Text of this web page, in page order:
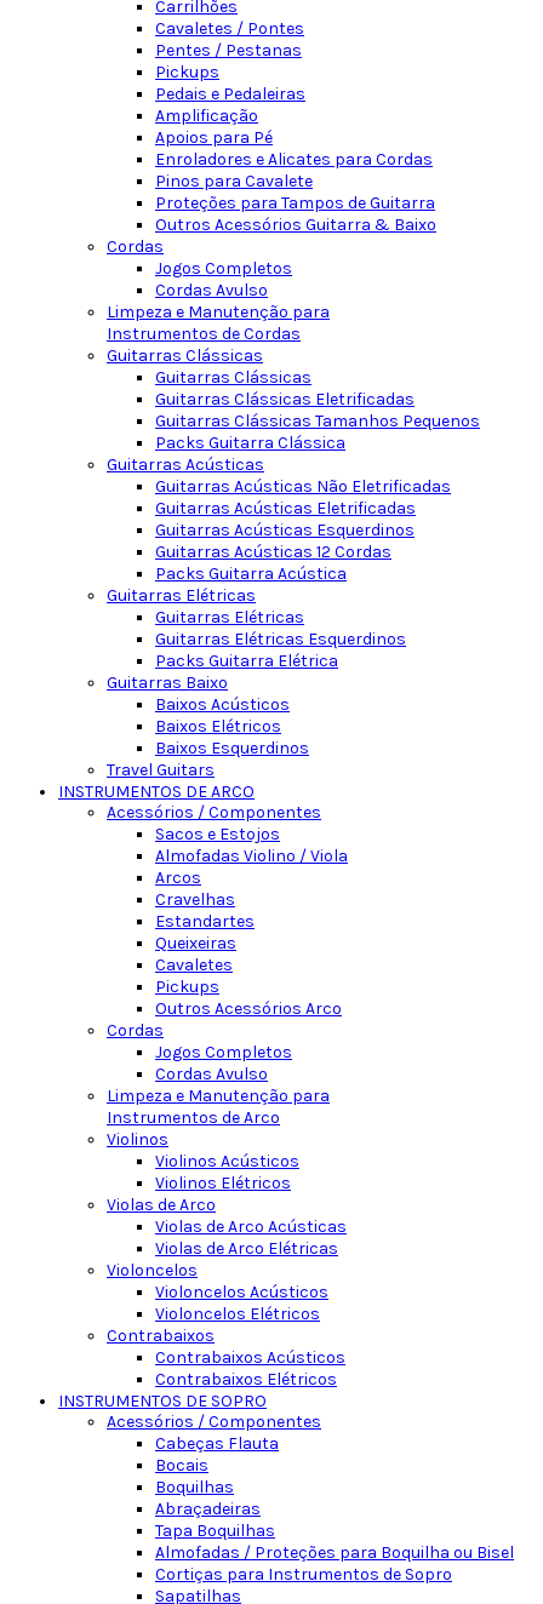
Carrilhões
Cavaletes / Pontes
Pentes / Pestanas
Pickups
Pedais e Pedaleiras
Amplificação
Apoios para Pé
Enroladores e Alicates para Cordas
Pinos para Cavalete
Proteções para Tampos de Guitarra
Outros Acessórios Guitarra & Baixo
Cordas
Jogos Completos
Cordas Avulso
Limpeza e Manutenção para
Instrumentos de Cordas
Guitarras Clássicas
Guitarras Clássicas
Guitarras Clássicas Eletrificadas
Guitarras Clássicas Tamanhos Pequenos
Packs Guitarra Clássica
Guitarras Acústicas
Guitarras Acústicas Não Eletrificadas
Guitarras Acústicas Eletrificadas
Guitarras Acústicas Esquerdinos
Guitarras Acústicas 12 Cordas
Packs Guitarra Acústica
Guitarras Elétricas
Guitarras Elétricas
Guitarras Elétricas Esquerdinos
Packs Guitarra Elétrica
Guitarras Baixo
Baixos Acústicos
Baixos Elétricos
Baixos Esquerdinos
Travel Guitars
INSTRUMENTOS DE ARCO
Acessórios / Componentes
Sacos e Estojos
Almofadas Violino / Viola
Arcos
Cravelhas
Estandartes
Queixeiras
Cavaletes
Pickups
Outros Acessórios Arco
Cordas
Jogos Completos
Cordas Avulso
Limpeza e Manutenção para
Instrumentos de Arco
Violinos
Violinos Acústicos
Violinos Elétricos
Violas de Arco
Violas de Arco Acústicas
Violas de Arco Elétricas
Violoncelos
Violoncelos Acústicos
Violoncelos Elétricos
Contrabaixos
Contrabaixos Acústicos
Contrabaixos Elétricos
INSTRUMENTOS DE SOPRO
Acessórios / Componentes
Cabeças Flauta
Bocais
Boquilhas
Abraçadeiras
Tapa Boquilhas
Almofadas / Proteções para Boquilha ou Bisel
Cortiças para Instrumentos de Sopro
Sapatilhas